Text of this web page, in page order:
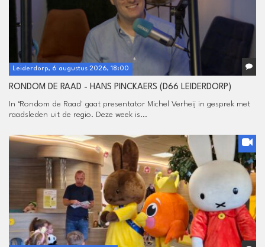
Leiderdorp, 6 augustus 2026, 18:00
RONDOM DE RAAD - HANS PINCKAERS (D66 LEIDERDORP)
In ‘Rondom de Raad' gaat presentator Michel Verheij in gesprek met
raadsleden uit de regio. Deze week is...